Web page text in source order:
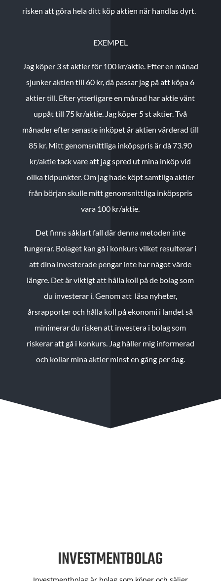
risken att göra hela ditt köp aktien när handlas dyrt.
EXEMPEL
Jag köper 3 st aktier för 100 kr/aktie. Efter en månad
sjunker aktien till 60 kr, då passar jag på att köpa 6
aktier till. Efter ytterligare en månad har aktie vänt
uppåt till 75 kr/aktie. Jag köper 5 st aktier.Två
månader efter senaste inköpet är aktien värderad till
85 kr. Mitt genomsnittliga inköpspris är då 73.90
kr/aktie tack vare att jag spred ut mina inköp vid
olika tidpunkter. Om jag hade köpt samtliga aktier
från början skulle mitt genomsnittliga inköpspris
vara 100 kr/aktie.
Det finns såklart fall där denna metoden inte
fungerar. Bolaget kan gå i konkurs vilket resulterar i
att dina investerade pengar inte har något värde
längre. Det är viktigt att hålla koll på de bolag som
du investerar i. Genom att läsa nyheter,
årsrapporter och hålla koll på ekonomi i landet så
minimerar du risken att investera i bolag som
riskerar att gå i konkurs. Jag håller mig informerad
och kollar mina aktier minst en gång per dag.
INVESTMENTBOLAG